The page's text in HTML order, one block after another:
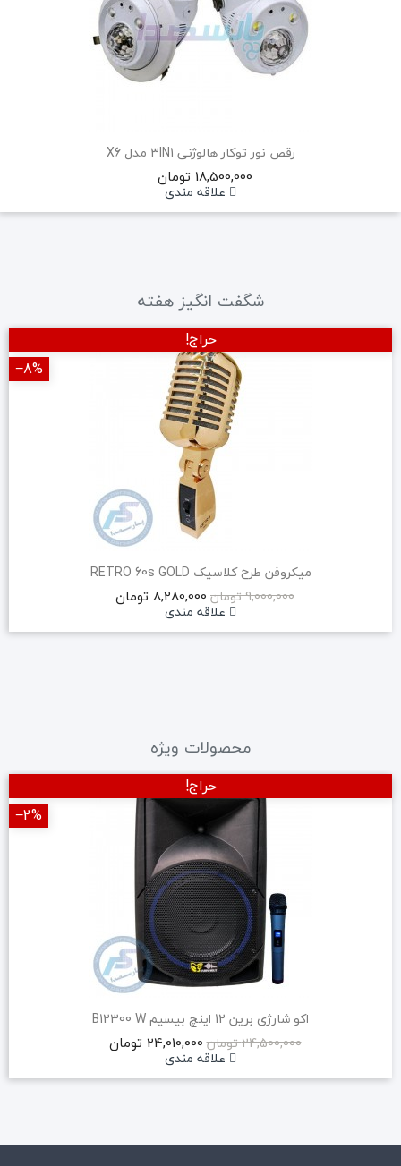
رقص نور توکار هالوژنی 3IN1 مدل X6
18,500,000 تومان
علاقه مندی
شگفت انگیز هفته
میکروفن طرح کلاسیک RETRO 60s GOLD
9,000,000 تومان
8,280,000 تومان
علاقه مندی
حراج!
‎−8%
محصولات ویژه
اکو شارژی برین 12 اینچ بیسیم B12300 W
24,500,000 تومان
24,010,000 تومان
علاقه مندی
حراج!
‎−2%